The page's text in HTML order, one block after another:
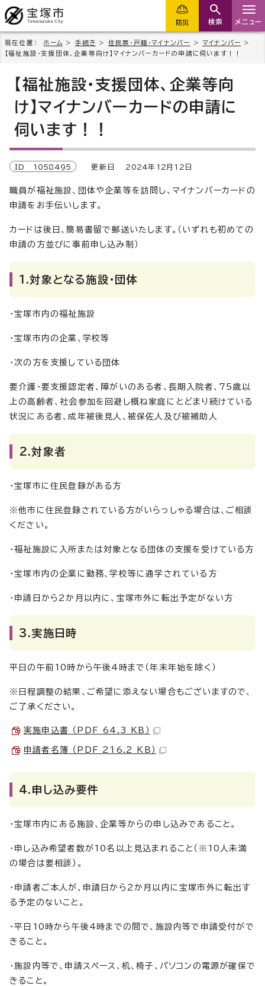
防災 検索 メニュー
現在位置： ホーム > 手続き > 住民票・戸籍・マイナンバー >マイナンバー
>
【福祉施設・支援団体、企業等向け】マイナンバーカードの申請に伺います！！
【福祉施設・支援団体、企業等向
け】マイナンバーカードの申請に
伺います！！
ID 1058495 更新日 2024年 12 月 12 日
職員が福祉施設、団体や企業等を訪問し、マイナンバーカードの
申請をお手伝いします。
カードは後日、簡易書留で郵送いたします。（いずれも初めての
申請の方並びに事前申し込み制）
1.対象となる施設・団体
・宝塚市内の福祉施設
・宝塚市内の企業、学校等
・次の方を支援している団体
要介護・要支援認定者、障がいのある者、長期入院者、75歳以
上の高齢者、社会参加を回避し概ね家庭にとどまり続けている
状況にある者、成年被後見人、被保佐人及び被補助人
2.対象者
・宝塚市に住民登録がある方
※他市に住民登録されている方がいらっしゃる場合は、ご相談
ください。
・福祉施設に入所または対象となる団体の支援を受けている方
・宝塚市内の企業に勤務、学校等に通学されている方
・申請日から2か月以内に、宝塚市外に転出予定がない方
3.実施日時
平日の午前10時から午後4時まで（年末年始を除く）
※日程調整の結果、ご希望に添えない場合もございますので、
ご了承ください。
実施申込書 （PDF 64.3 KB）
申請者名簿 （PDF 216.2 KB）
4.申し込み要件
・宝塚市内にある施設、企業等からの申し込みであること。
・申し込み希望者数が10名以上見込まれること（※10人未満
の場合は要相談）。
・申請者ご本人が、申請日から2か月以内に宝塚市外に転出す
る予定のないこと。
・平日10時から午後4時までの間で、施設内等で申請受付がで
きること。
・施設内等で、申請スペース、机、椅子、パソコンの電源が確保で
きること。